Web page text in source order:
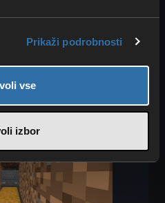
Prikaži podrobnosti
vse
izbor
Luknjo nato zasuj
loputo, da lahko